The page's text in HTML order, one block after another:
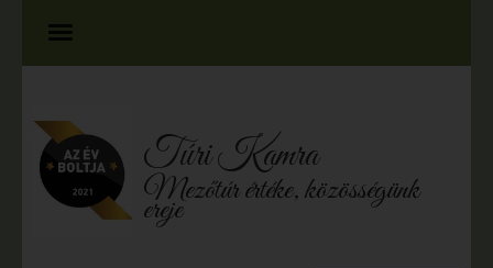
Túri Kamra
Mezőtúr értéke, közösségünk
ereje